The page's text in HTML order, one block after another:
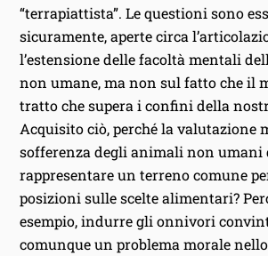
“terrapiattista”. Le questioni sono
sicuramente, aperte circa
l’estensione delle facoltà mentali
non umane, ma non sul fatto che il
tratto che supera i confini della
Acquisito ciò, perché la valutazione
sofferenza degli animali non umani
rappresentare un terreno comune
posizioni sulle scelte alimentari?
esempio, indurre gli onnivori
comunque un problema morale